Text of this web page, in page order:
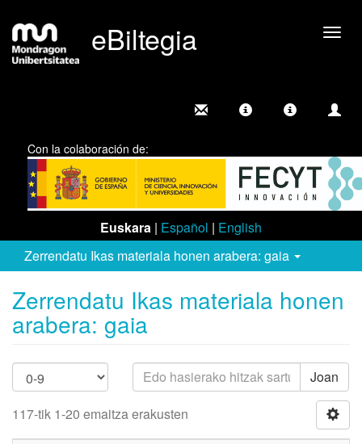
eBiltegia
Con la colaboración de:
Euskara | Español | English
Zerrendatu Ikas materiala honen arabera: gaia
Zerrendatu Ikas materiala honen
arabera: gaia
Joan
117-tik 1-20 emaitza erakusten